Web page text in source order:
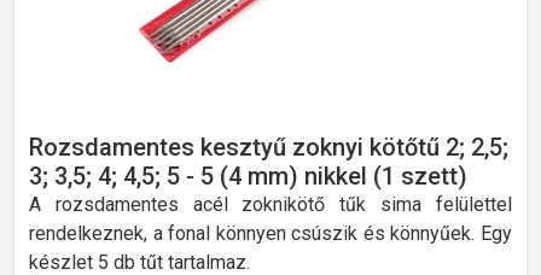
Rozsdamentes kesztyű zoknyi kötőtű 2; 2,5;
3; 3,5; 4; 4,5; 5 - 5 (4 mm) nikkel (1 szett)
A rozsdamentes acél zoknikötő tűk sima felülettel
rendelkeznek, a fonal könnyen csúszik és könnyűek. Egy
készlet 5 db tűt tartalmaz.